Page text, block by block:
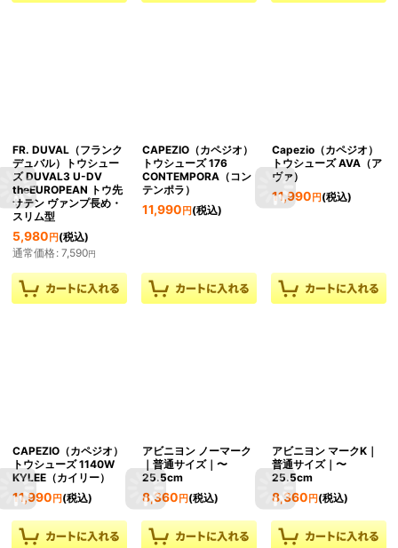
FR. DUVAL（フランク
デュバル）トウシュー
ズ DUVAL3 U-DV
theEUROPEAN トウ先
サテン ヴァンプ長め・
スリム型
5,980 円 (税込)
通常価格: 7,590円
CAPEZIO（カペジオ）
トウシューズ 176
CONTEMPORA（コン
テンポラ）
11,990 円(税込)
Capezio（カペジオ）
トウシューズ AVA（ア
ヴァ）
11,990 円(税込)
CAPEZIO（カペジオ）
トウシューズ 1140W
KYLEE（カイリー）
11,990 円 (税込)
アビニヨン ノーマーク
｜普通サイズ｜〜
25.5cm
8,360 円(税込)
アビニヨン マークK｜
普通サイズ｜〜
25.5cm
8,360 円(税込)